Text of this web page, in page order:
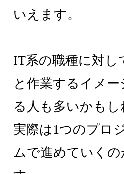
いえます。
IT系の職種に対し
と作業するイメ
る人も多いかもし
実際は1つのプロ
ムで進めていく